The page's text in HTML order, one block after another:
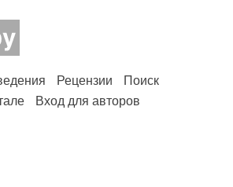
Рецензии
Поиск
Вход для авторов